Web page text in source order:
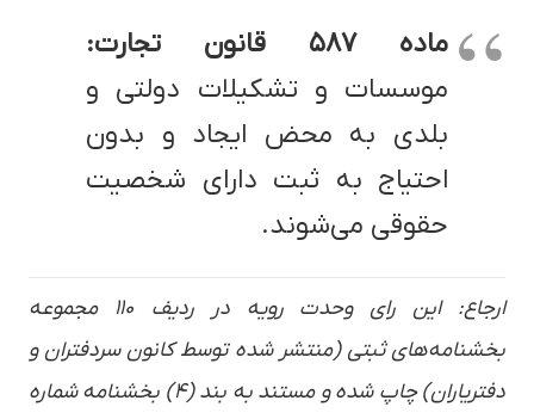
ماده ۵۸۷ قانون تجارت:
موسسات و تشکیلات دولتی و
بلدی به محض ایجاد و بدون
احتیاج به ثبت دارای شخصیت
حقوقی می‌شوند.
ارجاع: این رای وحدت رویه در ردیف ۱۱۰ مجموعه
بخشنامه‌های ثبتی (منتشر شده توسط کانون سردفتران و
دفتریاران) چاپ شده و مستند به بند (۴) بخشنامه شماره